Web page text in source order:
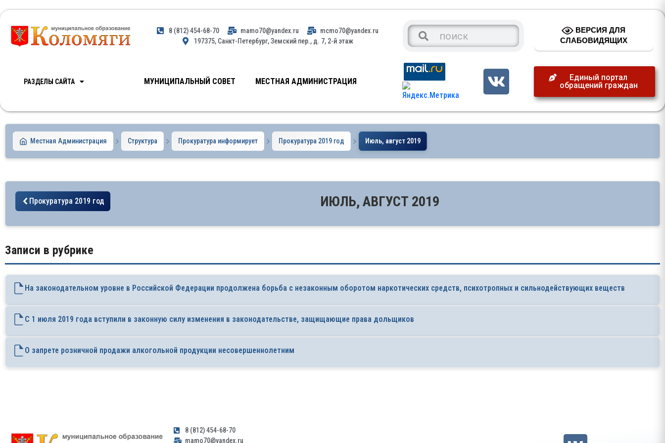
8 (812) 454-68-70 mamo70@yandex.ru
mcmo70@yandex.ru
197375, Санкт-Петербург, Земский пер., д. 7, 2-й этаж
ВЕРСИЯ ДЛЯ
СЛАБОВИДЯЩИХ
РАЗДЕЛЫ САЙТА МУНИЦИПАЛЬНЫЙ СОВЕТ МЕСТНАЯ АДМИНИСТРАЦИЯ
Единый портал
обращений граждан
Местная Администрация Структура Прокуратура информирует Прокуратура 2019 год Июль, август 2019
Прокуратура 2019 год ИЮЛЬ, АВГУСТ 2019
Записи в рубрике
На законодательном уровне в Российской Федерации продолжена борьба с незаконным оборотом наркотических средств, психотропных и сильнодействующих веществ
С 1 июля 2019 года вступили в законную силу изменения в законодательстве, защищающие права дольщиков
О запрете розничной продажи алкогольной продукции несовершеннолетним
8 (812) 454-68-70
mamo70@yandex.ru